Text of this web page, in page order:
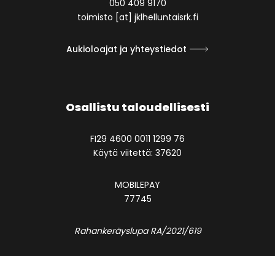
050 409 9170
toimisto [at] jklhelluntaisrk.fi
Aukioloajat ja yhteystiedot
Osallistu taloudellisesti
FI29 4600 0011 1299 76
Käytä viitettä: 37620
MOBILEPAY
77745
Rahankeräyslupa RA/2021/619